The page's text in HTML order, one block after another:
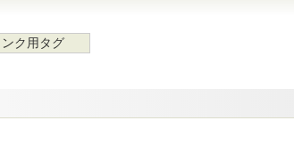
ンク用タグ